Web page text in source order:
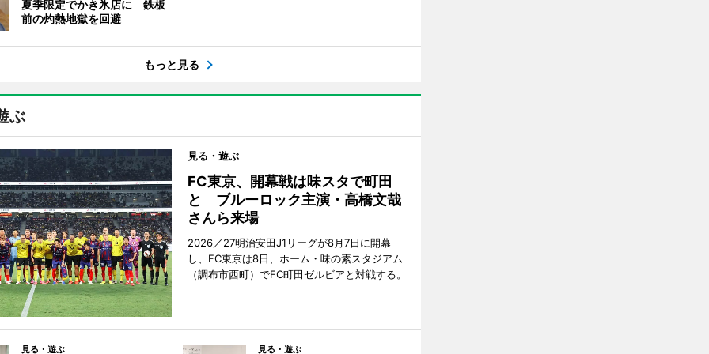
夏季限定でかき氷店に 鉄板
前の灼熱地獄を回避
もっと見る
ぶ
見る・遊ぶ
FC東京、開幕戦は味スタで町田
と ブルーロック主演・高橋文哉
さんら来場
2026／27明治安田J1リーグが8月7日に開幕
し、FC東京は8日、ホーム・味の素スタジアム
（調布市西町）でFC町田ゼルビアと対戦する。
見る・遊ぶ 見る・遊ぶ